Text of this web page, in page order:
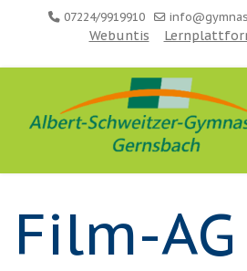
07224/9919910
Webuntis
Film-AG